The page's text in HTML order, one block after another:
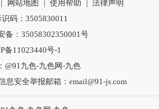
| 网站地图 | 使用帮助 | 法律声明
识码：3505830011
备：35058302350001号
备11023440号-1
@91九色-九色网-九色
息安全举报邮箱： email@91-js.com